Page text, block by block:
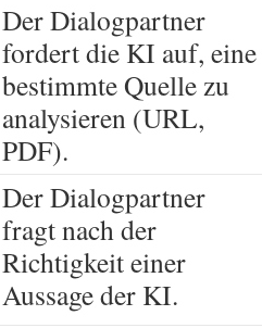
Der Dialogpartner
fordert die KI auf, eine
bestimmte Quelle zu
analysieren (URL,
PDF).
Der Dialogpartner
fragt nach der
Richtigkeit einer
Aussage der KI.